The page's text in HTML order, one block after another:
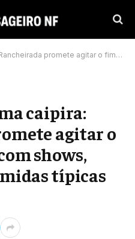
o fim de semana com shows, quadrilhas e comidas típicas
caipira:
agitar o
shows,
típicas